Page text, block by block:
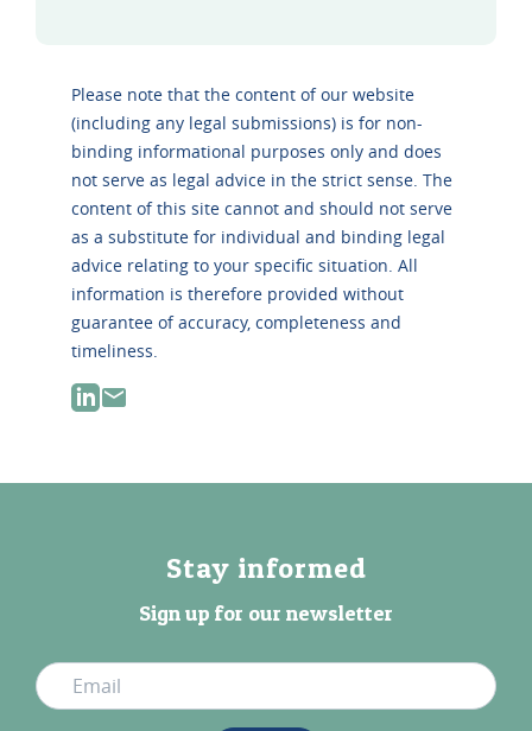
Please note that the content of our website
(including any legal submissions) is for non-
binding informational purposes only and does
not serve as legal advice in the strict sense. The
content of this site cannot and should not serve
as a substitute for individual and binding legal
advice relating to your specific situation. All
information is therefore provided without
guarantee of accuracy, completeness and
timeliness.
Stay informed
Sign up for our newsletter